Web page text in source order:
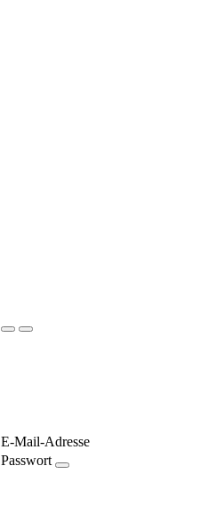
E-Mail-Adresse
Passwort